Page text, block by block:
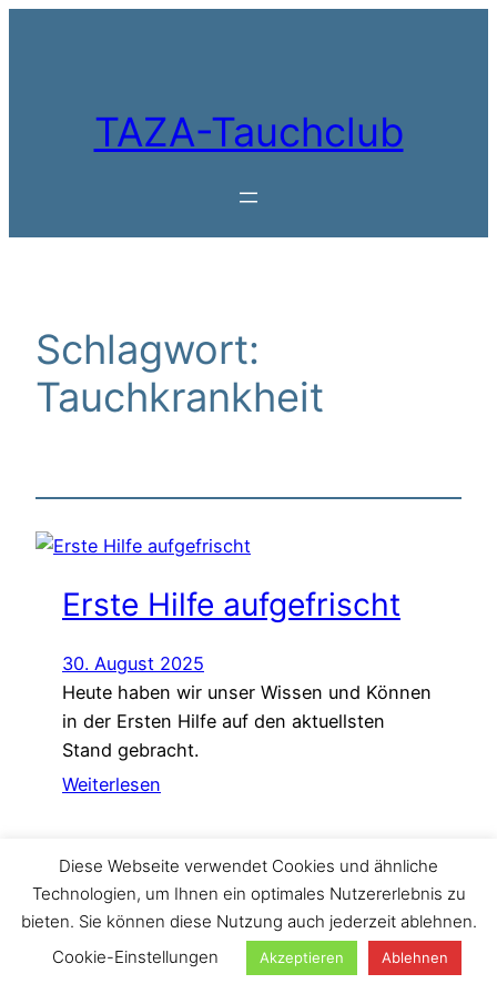
TAZA-Tauchclub
Schlagwort:
Tauchkrankheit
Erste Hilfe aufgefrischt
30. August 2025
Heute haben wir unser Wissen und Können
in der Ersten Hilfe auf den aktuellsten
Stand gebracht.
Weiterlesen
Suchen
Diese Webseite verwendet Cookies und ähnliche
Technologien, um Ihnen ein optimales Nutzererlebnis zu
bieten. Sie können diese Nutzung auch jederzeit ablehnen.
Cookie-Einstellungen
Akzeptieren Ablehnen